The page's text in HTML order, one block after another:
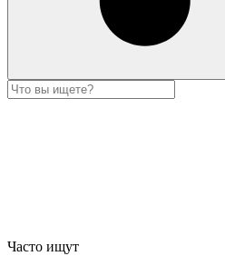
Часто ищут